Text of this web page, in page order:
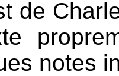
de
notes